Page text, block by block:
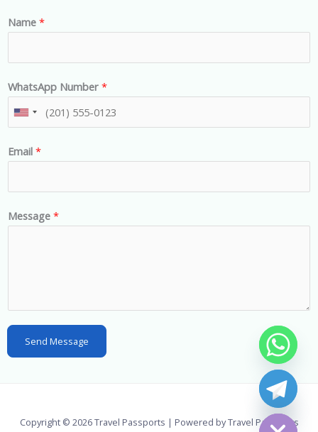
Name *
WhatsApp Number *
U
i
e
d
e
s
+
Email *
Message *
Send Message
Copyright © 2026 Travel Passports | Powered by Travel Passports
Hide
chaty